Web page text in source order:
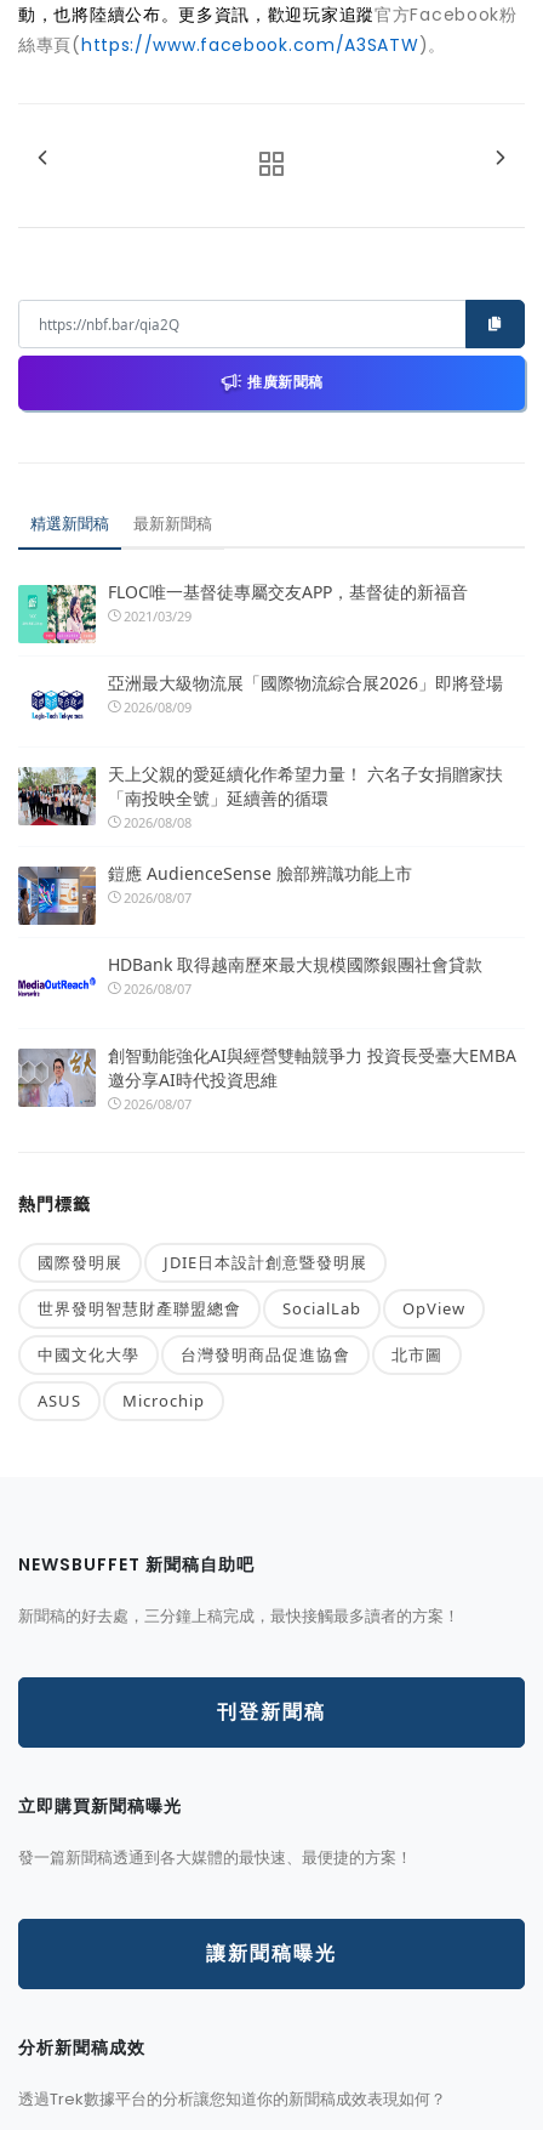
動，也將陸續公布。更多資訊，歡迎玩家追蹤官方Facebook粉
絲專頁(https://www.facebook.com/A3SATW)。
推廣新聞稿
精選新聞稿 最新新聞稿
FLOC唯一基督徒專屬交友APP，基督徒的新福音
2021/03/29
亞洲最大級物流展「國際物流綜合展2026」即將登場
2026/08/09
天上父親的愛延續化作希望力量！ 六名子女捐贈家扶
「南投映全號」延續善的循環
2026/08/08
鎧應 AudienceSense 臉部辨識功能上市
2026/08/07
HDBank 取得越南歷來最大規模國際銀團社會貸款
2026/08/07
創智動能強化AI與經營雙軸競爭力 投資長受臺大EMBA
邀分享AI時代投資思維
2026/08/07
熱門標籤
國際發明展 JDIE日本設計創意暨發明展
世界發明智慧財產聯盟總會 SocialLab OpView
中國文化大學 台灣發明商品促進協會 北市圖
ASUS Microchip
NEWSBUFFET 新聞稿自助吧
新聞稿的好去處，三分鐘上稿完成，最快接觸最多讀者的方案！
刊登新聞稿
立即購買新聞稿曝光
發一篇新聞稿透通到各大媒體的最快速、最便捷的方案！
讓新聞稿曝光
分析新聞稿成效
透過Trek數據平台的分析讓您知道你的新聞稿成效表現如何？